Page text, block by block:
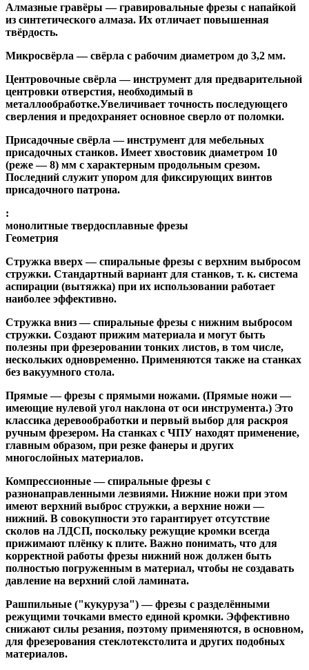
Алмазные гравёры — гравировальные фрезы с напайкой
из синтетического алмаза. Их отличает повышенная
твёрдость.
Микросвёрла — свёрла с рабочим диаметром до 3,2 мм.
Центровочные свёрла — инструмент для предварительной
центровки отверстия, необходимый в
металлообработке.Увеличивает точность последующего
сверления и предохраняет основное сверло от поломки.
Присадочные свёрла — инструмент для мебельных
присадочных станков. Имеет хвостовик диаметром 10
(реже — 8) мм с характерным продольным срезом.
Последний служит упором для фиксирующих винтов
присадочного патрона.
:
монолитные твердосплавные фрезы
Геометрия
Стружка вверх— спиральные фрезы с верхним выбросом
стружки. Стандартный вариант для станков, т. к. система
аспирации (вытяжка) при их использовании работает
наиболее эффективно.
Стружка вниз— спиральные фрезы с нижним выбросом
стружки. Создают прижим материала и могут быть
полезны при фрезеровании тонких листов, в том числе,
нескольких одновременно. Применяются также на станках
без вакуумного стола.
Прямые— фрезы с прямыми ножами. (Прямые ножи —
имеющие нулевой угол наклона от оси инструмента.) Это
классика деревообработки и первый выбор для раскроя
ручным фрезером. На станках с ЧПУ находят применение,
главным образом, при резке фанеры и других
многослойных материалов.
Компрессионные— спиральные фрезы с
разнонаправленными лезвиями. Нижние ножи при этом
имеют верхний выброс стружки, а верхние ножи —
нижний. В совокупности это гарантирует отсутствие
сколов на ЛДСП, поскольку режущие кромки всегда
прижимают плёнку к плите. Важно понимать, что для
корректной работы фрезы нижний нож должен быть
полностью погруженным в материал, чтобы не создавать
давление на верхний слой ламината.
Рашпильные ("кукуруза")— фрезы с разделёнными
режущими точками вместо единой кромки. Эффективно
снижают силы резания, поэтому применяются, в основном,
для фрезерования стеклотекстолита и других подобных
материалов.